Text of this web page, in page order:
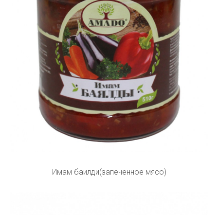
Имам баилди(запеченное мясо)